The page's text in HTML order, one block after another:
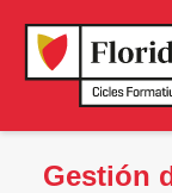
Gestión